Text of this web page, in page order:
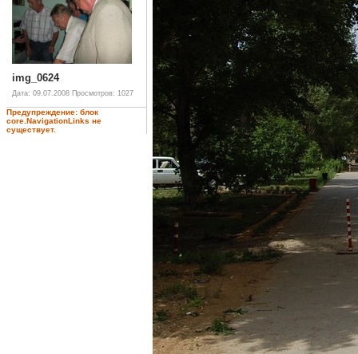
img_0624
Дата: 09.07.2008 Просмотров: 1027
Предупреждение: блок
core.NavigationLinks не
существует.